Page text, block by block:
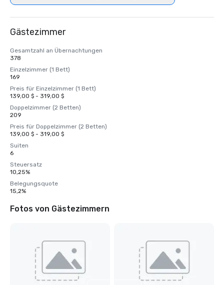
Gästezimmer
Gesamtzahl an Übernachtungen
378
Einzelzimmer (1 Bett)
169
Preis für Einzelzimmer (1 Bett)
139,00 $ - 319,00 $
Doppelzimmer (2 Betten)
209
Preis für Doppelzimmer (2 Betten)
139,00 $ - 319,00 $
Suiten
6
Steuersatz
10,25%
Belegungsquote
15,2%
Fotos von Gästezimmern